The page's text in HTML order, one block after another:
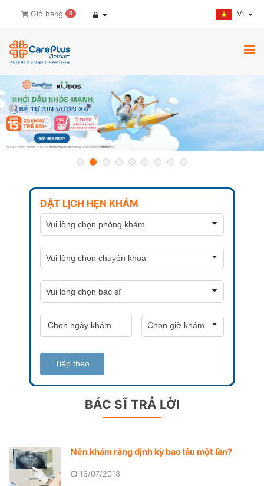
Giỏ hàng 0 VI
ĐẶT LỊCH HẸN KHÁM
Tiếp theo
BÁC SĨ TRẢ LỜI
Nên khám răng định kỳ bao lâu một lần?
16/07/2018